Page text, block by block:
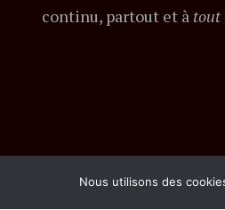
continu, partout et à tout
Nous utilisons des